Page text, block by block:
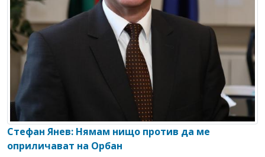
Стефан Янев: Нямам нищо против да ме
оприличават на Орбан